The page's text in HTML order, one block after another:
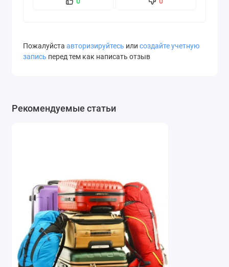
Пожалуйста авторизируйтесь или создайте учетную
запись перед тем как написать отзыв
Рекомендуемые статьи